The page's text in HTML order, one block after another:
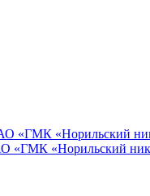
«ГМК «Норильский
«ГМК «Норильский